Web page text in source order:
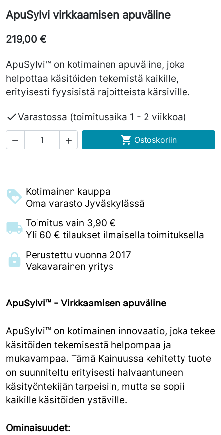
ApuSylvi virkkaamisen apuväline
219,00 €
ApuSylvi™ on kotimainen apuväline, joka
helpottaa käsitöiden tekemistä kaikille,
erityisesti fyysisistä rajoitteista kärsiville.
Varastossa (toimitusaika 1 - 2 viikkoa)
   Ostoskoriin
Kotimainen kauppa
Oma varasto Jyväskylässä
Toimitus vain 3,90 €
Yli 60 € tilaukset ilmaisella toimituksella
Perustettu vuonna 2017
Vakavarainen yritys
ApuSylvi™ - Virkkaamisen apuväline
ApuSylvi™ on kotimainen innovaatio, joka tekee
käsitöiden tekemisestä helpompaa ja
mukavampaa. Tämä Kainuussa kehitetty tuote
on suunniteltu erityisesti halvaantuneen
käsityöntekijän tarpeisiin, mutta se sopii
kaikille käsitöiden ystäville.
Ominaisuudet: